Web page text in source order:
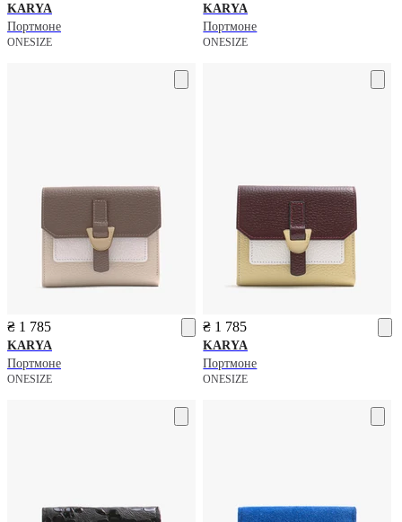
KARYA
Портмоне
ONESIZE
KARYA
Портмоне
ONESIZE
₴ 1 785
KARYA
Портмоне
ONESIZE
₴ 1 785
KARYA
Портмоне
ONESIZE